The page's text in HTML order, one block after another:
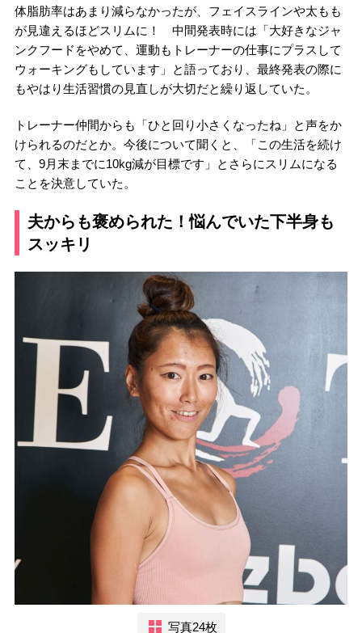
体脂肪率はあまり減らなかったが、フェイスラインや太もも
が見違えるほどスリムに！ 中間発表時には「大好きなジャ
ンクフードをやめて、運動もトレーナーの仕事にプラスして
ウォーキングもしています」と語っており、最終発表の際に
もやはり生活習慣の見直しが大切だと繰り返していた。
トレーナー仲間からも「ひと回り小さくなったね」と声をか
けられるのだとか。今後について聞くと、「この生活を続け
て、9月末までに10kg減が目標です」とさらにスリムになる
ことを決意していた。
夫からも褒められた！悩んでいた下半身も
スッキリ
写真24枚